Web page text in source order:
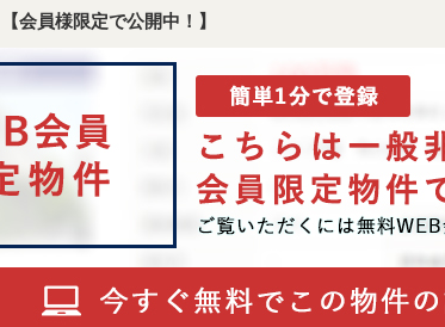
【会員様限定で公開中！】